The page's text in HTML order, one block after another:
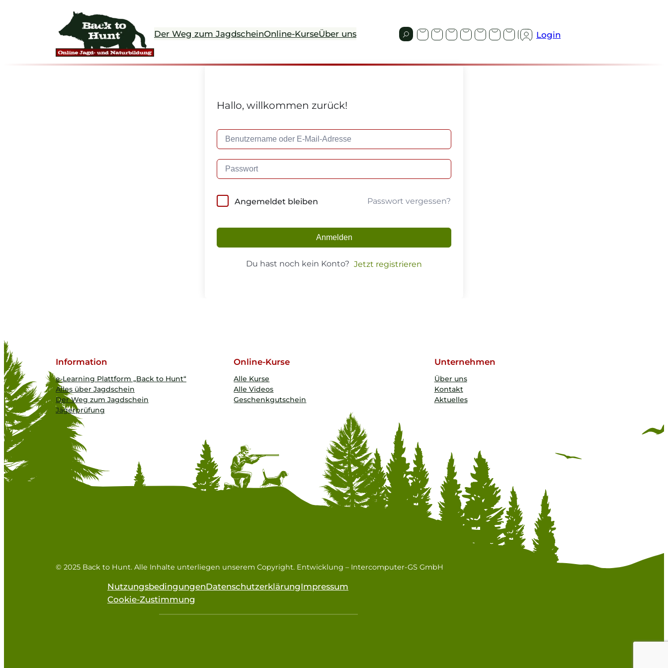
Der Weg zum JagdscheinOnline-KurseÜber uns Login
Hallo, willkommen zurück!
Angemeldet bleiben Passwort vergessen?
Anmelden
Du hast noch kein Konto? Jetzt registrieren
Information
e-Learning Plattform „Back to Hunt“
Alles über Jagdschein
Der Weg zum Jagdschein
Jägerprüfung
Online-Kurse
Alle Kurse
Alle Videos
Geschenkgutschein
Unternehmen
Über uns
Kontakt
Aktuelles
© 2025 Back to Hunt. Alle Inhalte unterliegen unserem Copyright. Entwicklung – Intercomputer-GS GmbH
NutzungsbedingungenDatenschutzerklärungImpressum
Cookie-Zustimmung